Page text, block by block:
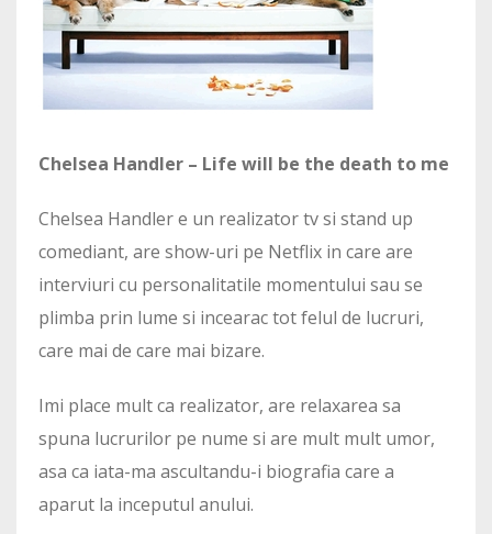
Chelsea Handler – Life will be the death to me
Chelsea Handler e un realizator tv si stand up
comediant, are show-uri pe Netflix in care are
interviuri cu personalitatile momentului sau se
plimba prin lume si incearac tot felul de lucruri,
care mai de care mai bizare.
Imi place mult ca realizator, are relaxarea sa
spuna lucrurilor pe nume si are mult mult umor,
asa ca iata-ma ascultandu-i biografia care a
aparut la inceputul anului.